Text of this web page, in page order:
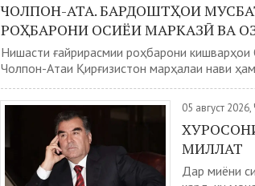
ЧОЛПОН-АТА. БАРДОШТҲОИ
РОҲБАРОНИ ОСИЁИ МАРКАЗӢ ВА
Нишасти ғайрирасмии роҳбарони
Чолпон-Атаи Қирғизистон марҳалаи нави
05 август
МИЛЛАТ
Дар миёни